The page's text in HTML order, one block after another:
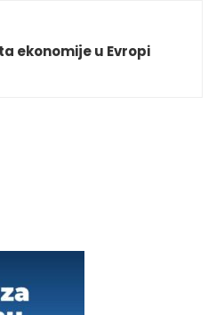
ekonomije u Evropi